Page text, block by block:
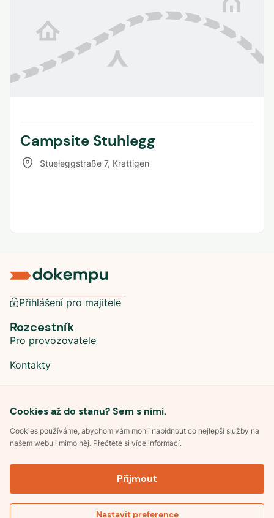
Campsite Stuhlegg
Stueleggstraße 7, Krattigen
Cookies až do stanu? Sem s nimi.
Cookies používáme, abychom vám mohli nabídnout co nejlepší služby na
našem webu i mimo něj. Přečtěte si více informací.
Přijmout
Nastavit preference
Přihlášení pro majitele
Rozcestník
Pro provozovatele
Kontakty
Pravidla soutěže Kemp roku